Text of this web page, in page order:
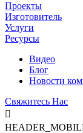
Проекты
Изготовитель
Услуги
Ресурсы
Видео
Блог
Новости
Свяжитесь Нас
